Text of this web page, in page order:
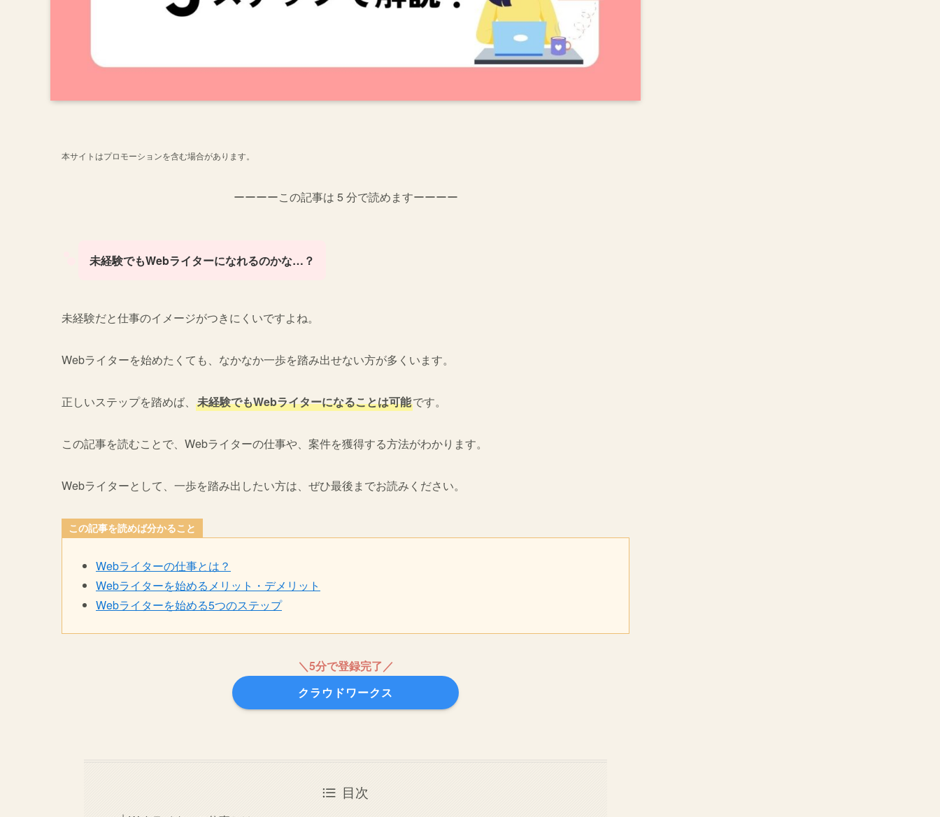
本サイトはプロモーションを含む場合があります。
ーーーーこの記事は 5 分で読めますーーーー
未経験でもWebライターになれるのかな…？
未経験だと仕事のイメージがつきにくいですよね。
Webライターを始めたくても、なかなか一歩を踏み出せない方が多くいます。
正しいステップを踏めば、 未経験でもWebライターになることは可能です。
この記事を読むことで、Webライターの仕事や、案件を獲得する方法がわかります。
Webライターとして、一歩を踏み出したい方は、ぜひ最後までお読みください。
この記事を読めば分かること
Webライターの仕事とは？
Webライターを始めるメリット・デメリット
Webライターを始める5つのステップ
＼5分で登録完了／
クラウドワークス
目次